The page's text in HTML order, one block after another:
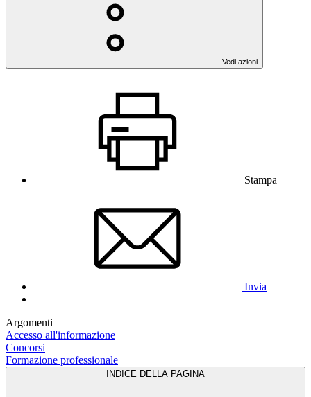
Vedi azioni
Stampa
Invia
Argomenti
Accesso all'informazione
Concorsi
Formazione professionale
INDICE DELLA PAGINA